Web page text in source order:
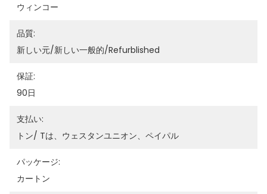
ウィンコー
品質:
新しい元/新しい一般的/refurblished
保証:
90日
支払い:
トン/ Tは、ウェスタンユニオン、ペイパル
パッケージ:
カートン